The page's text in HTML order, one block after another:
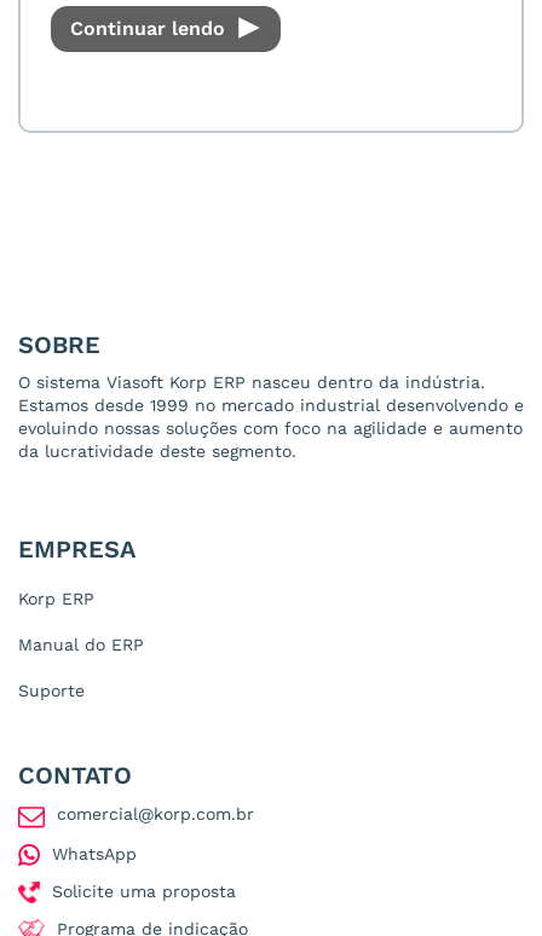
Continuar lendo
SOBRE
O sistema Viasoft Korp ERP nasceu dentro da indústria.
Estamos desde 1999 no mercado industrial desenvolvendo e
evoluindo nossas soluções com foco na agilidade e aumento
da lucratividade deste segmento.
EMPRESA
Korp ERP
Manual do ERP
Suporte
CONTATO
comercial@korp.com.br
WhatsApp
Solicite uma proposta
Programa de indicação